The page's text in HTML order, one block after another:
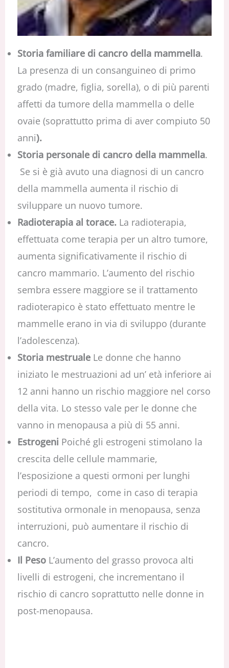
Storia familiare di cancro della mammella.
La presenza di un consanguineo di primo
grado (madre, figlia, sorella), o di più parenti
affetti da tumore della mammella o delle
ovaie (soprattutto prima di aver compiuto 50
anni).
Storia personale di cancro della mammella.
Se si è già avuto una diagnosi di un cancro
della mammella aumenta il rischio di
sviluppare un nuovo tumore.
Radioterapia al torace. La radioterapia,
effettuata come terapia per un altro tumore,
aumenta significativamente il rischio di
cancro mammario. L’aumento del rischio
sembra essere maggiore se il trattamento
radioterapico è stato effettuato mentre le
mammelle erano in via di sviluppo (durante
l’adolescenza).
Storia mestruale Le donne che hanno
iniziato le mestruazioni ad un’ età inferiore ai
12 anni hanno un rischio maggiore nel corso
della vita. Lo stesso vale per le donne che
vanno in menopausa a più di 55 anni.
Estrogeni Poiché gli estrogeni stimolano la
crescita delle cellule mammarie,
l’esposizione a questi ormoni per lunghi
periodi di tempo, come in caso di terapia
sostitutiva ormonale in menopausa, senza
interruzioni, può aumentare il rischio di
cancro.
Il Peso L’aumento del grasso provoca alti
livelli di estrogeni, che incrementano il
rischio di cancro soprattutto nelle donne in
post-menopausa.